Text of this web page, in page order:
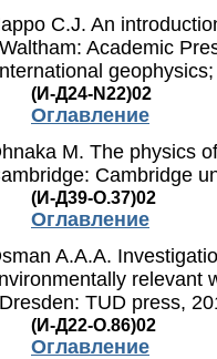
C.J. An
Academic
(И-Д24-N22)02
Оглавление
M. The physics
Cambridge
(И-Д39-O.37)02
Оглавление
A.A.A.
relevant
TUD press,
(И-Д22-O.86)02
Оглавление